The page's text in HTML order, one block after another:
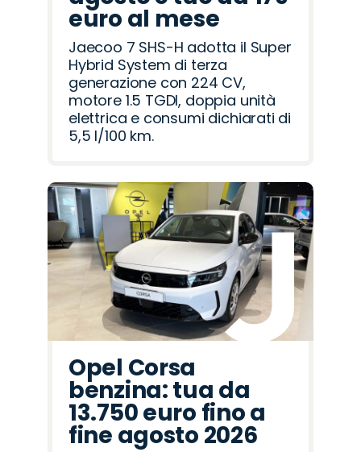
euro al mese
Jaecoo 7 SHS-H adotta il Super
Hybrid System di terza
generazione con 224 CV,
motore 1.5 TGDI, doppia unità
elettrica e consumi dichiarati di
5,5 l/100 km.
Opel Corsa
benzina: tua da
13.750 euro fino a
fine agosto 2026